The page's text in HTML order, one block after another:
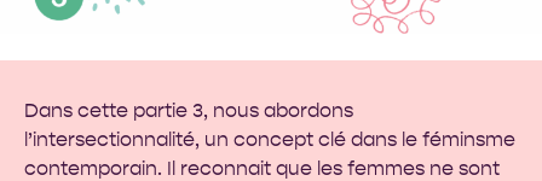
Dans cette partie 3, nous abordons
l’intersectionnalité, un concept clé dans le féminsme
contemporain. Il reconnait que les femmes ne sont